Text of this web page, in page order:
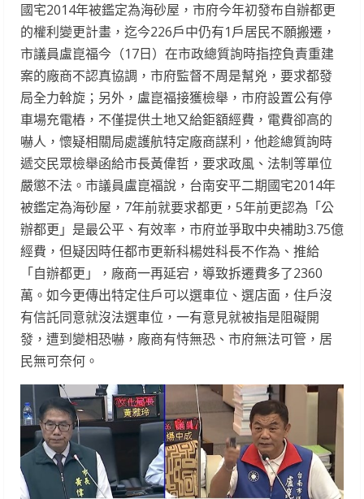
國宅2014年被鑑定為海砂屋，市府今年初發布自辦都更
的權利變更計畫，迄今226戶中仍有1戶居民不願搬遷，
市議員盧崑福今（17日）在市政總質詢時指控負責重建
案的廠商不認真協調，市府監督不周是幫兇，要求都發
局全力斡旋；另外，盧崑福接獲檢舉，市府設置公有停
車場充電樁，不僅提供土地又給鉅額經費，電費卻高的
嚇人，懷疑相關局處護航特定廠商謀利，他趁總質詢時
遞交民眾檢舉函給市長黃偉哲，要求政風、法制等單位
嚴懲不法。市議員盧崑福說，台南安平二期國宅2014年
被鑑定為海砂屋，7年前就要求都更，5年前更認為「公
辦都更」是最公平、有效率，市府並爭取中央補助3.75億
經費，但疑因時任都市更新科楊姓科長不作為、推給
「自辦都更」，廠商一再延宕，導致拆遷費多了2360
萬。如今更傳出特定住戶可以選車位、選店面，住戶沒
有信託同意就沒法選車位，一有意見就被指是阻礙開
發，遭到變相恐嚇，廠商有恃無恐、市府無法可管，居
民無可奈何。